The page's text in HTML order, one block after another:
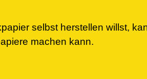
selbst herstellen willst,
machen kann.